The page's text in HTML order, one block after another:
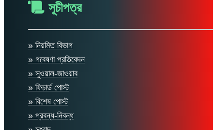
সূচীপত্র
» নিয়মিত বিভাগ
» গবেষণা প্রতিবেদন
» সুওয়াল-জাওয়াব
» ফিচার্ড পোস্ট
» বিশেষ পোস্ট
» প্রবন্ধ-নিবন্ধ